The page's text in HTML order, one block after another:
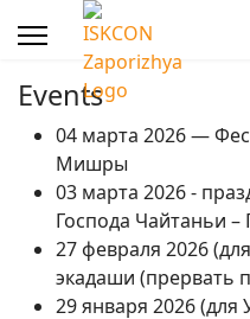
Events
04 марта 2026 —
Мишры
03 марта 2026 -
Господа Чайтаньи
27 февраля 2026
экадаши (прервать
29 января 2026